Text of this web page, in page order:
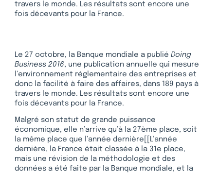
travers le monde. Les résultats sont encore une
fois décevants pour la France.
Le 27 octobre, la Banque mondiale a publié Doing
Business 2016, une publication annuelle qui mesure
l’environnement réglementaire des entreprises et
donc la facilité à faire des affaires, dans 189 pays à
travers le monde. Les résultats sont encore une
fois décevants pour la France.
Malgré son statut de grande puissance
économique, elle n’arrive qu’à la 27ème place, soit
la même place que l’année dernière[[L’année
dernière, la France était classée à la 31e place,
mais une révision de la méthodologie et des
données a été faite par la Banque mondiale, et la